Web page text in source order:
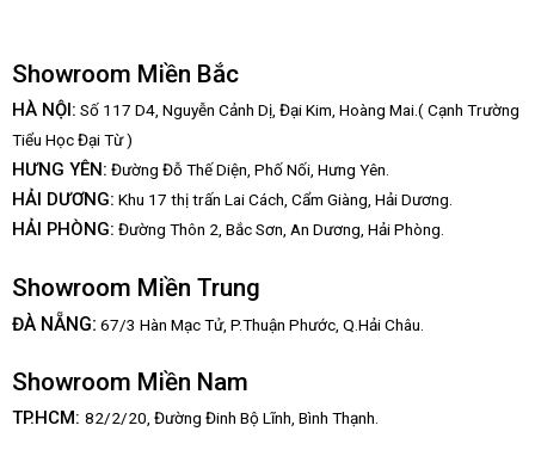
Showroom Miền Bắc
HÀ NỘI: Số 117 D4, Nguyễn Cảnh Dị, Đại Kim, Hoàng Mai.( Cạnh Trường
Tiểu Học Đại Từ )
HƯNG YÊN: Đường Đỗ Thế Diện, Phố Nối, Hưng Yên.
HẢI DƯƠNG: Khu 17 thị trấn Lai Cách, Cẩm Giàng, Hải Dương.
HẢI PHÒNG: Đường Thôn 2, Bắc Sơn, An Dương, Hải Phòng.
Showroom Miền Trung
ĐÀ NẴNG: 67/3 Hàn Mạc Tử, P.Thuận Phước, Q.Hải Châu.
Showroom Miền Nam
TP.HCM: 82/2/20, Đường Đinh Bộ Lĩnh, Bình Thạnh.